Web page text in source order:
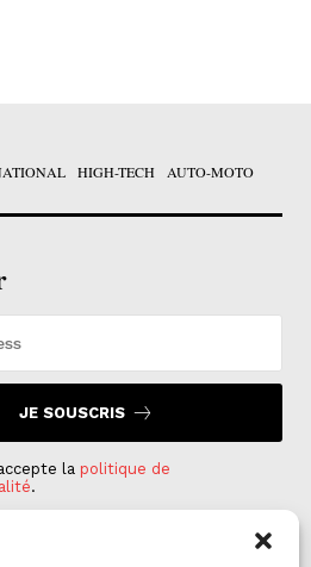
HIGH-TECH AUTO-MOTO
JE SOUSCRIS
la politique de
.